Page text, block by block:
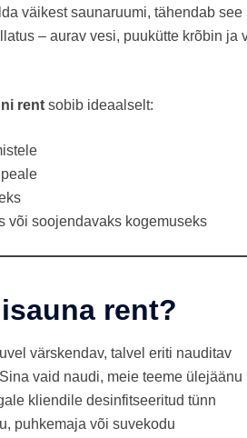
väikest saunaruumi, tähendab
– aurav vesi, puukütte krõbin
rent sobib ideaalselt:
või soojendavaks kogemuseks
rent?
värskendav, talvel eriti nauditav
vaid naudi, meie teeme ülejäänu
kliendile desinfitseeritud tünn
puhkemaja või suvekodu